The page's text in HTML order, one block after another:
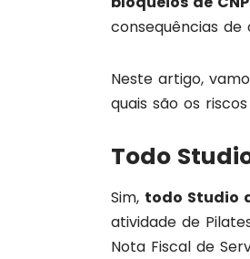
consequências
Neste artigo,
quais são os
Todo
Sim, todo Studio
atividade de
Nota Fiscal de